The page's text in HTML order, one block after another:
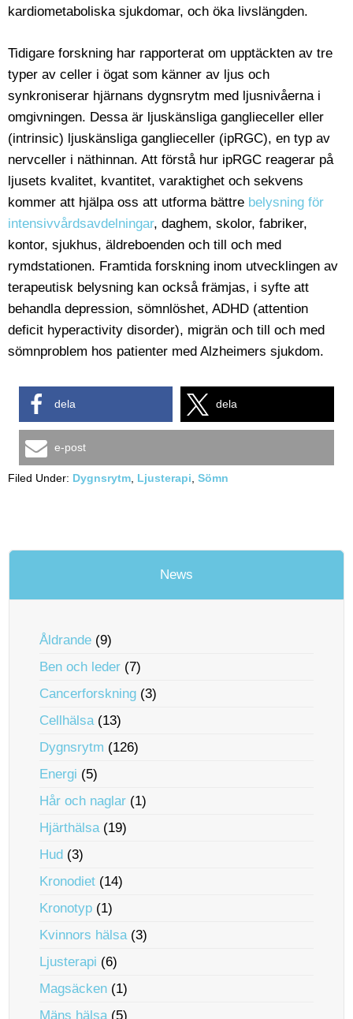
kardiometaboliska sjukdomar, och öka livslängden.
Tidigare forskning har rapporterat om upptäckten av tre
typer av celler i ögat som känner av ljus och
synkroniserar hjärnans dygnsrytm med ljusnivåerna i
omgivningen. Dessa är ljuskänsliga ganglieceller eller
(intrinsic) ljuskänsliga ganglieceller (ipRGC), en typ av
nervceller i näthinnan. Att förstå hur ipRGC reagerar på
ljusets kvalitet, kvantitet, varaktighet och sekvens
kommer att hjälpa oss att utforma bättre belysning för
intensivvårdsavdelningar, daghem, skolor, fabriker,
kontor, sjukhus, äldreboenden och till och med
rymdstationen. Framtida forskning inom utvecklingen av
terapeutisk belysning kan också främjas, i syfte att
behandla depression, sömnlöshet, ADHD (attention
deficit hyperactivity disorder), migrän och till och med
sömnproblem hos patienter med Alzheimers sjukdom.
dela dela
e-post
Filed Under: Dygnsrytm Ljusterapi Sömn
News
Åldrande (9)
Ben och leder (7)
Cancerforskning (3)
Cellhälsa(13)
Dygnsrytm (126)
Energi (5)
Hår och naglar (1)
Hjärthälsa(19)
Hud (3)
Kronodiet (14)
Kronotyp (1)
Kvinnors hälsa(3)
Ljusterapi (6)
Magsäcken (1)
Mäns hälsa(5)